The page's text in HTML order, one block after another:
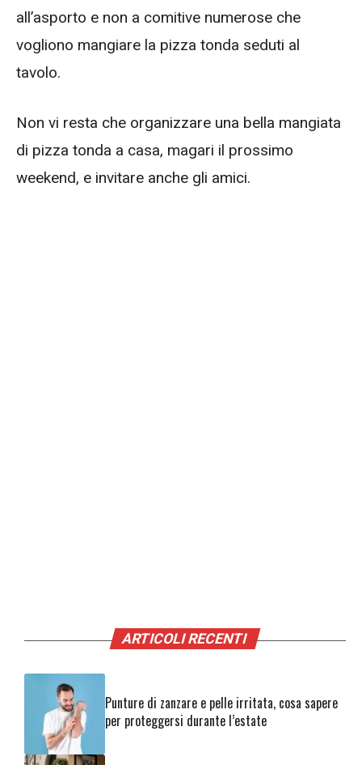
all’asporto e non a comitive numerose che
vogliono mangiare la pizza tonda seduti al
tavolo.
Non vi resta che organizzare una bella mangiata
di pizza tonda a casa, magari il prossimo
weekend, e invitare anche gli amici.
ARTICOLI RECENTI
Punture di zanzare e pelle irritata, cosa sapere
per proteggersi durante l’estate